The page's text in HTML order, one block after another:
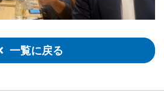
一覧に戻る